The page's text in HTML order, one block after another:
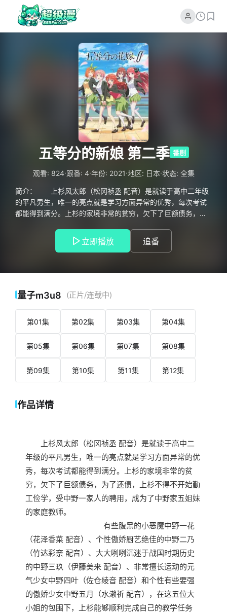
五等分的新娘 第二季 番剧
观看: 824·跟番: 4·年份: 2021·地区: 日本·状态: 全集
简介： 上杉风太郎（松冈祯丞 配音）是就读于高中二年级
的平凡男生，唯一的亮点就是学习方面异常的优秀，每次考试
都能得到满分。上杉的家境非常的贫穷，欠下了巨额债务，为
为了中野家五姐妹的家庭教师。
有些腹黑的小恶魔中野一花（花泽香菜 配
强的傲娇少女中野五月（水濑祈 配音），在这五位大小姐的包
围下，上杉能够顺利完成自己的教学任务吗？
立即播放 追番
量子m3u8 (正片/连载中)
第01集 第02集 第03集 第04集
第05集 第06集 第07集 第08集
第09集 第10集 第11集 第12集
作品详情
上杉风太郎（松冈祯丞 配音）是就读于高中二
年级的平凡男生，唯一的亮点就是学习方面异常的优
秀，每次考试都能得到满分。上杉的家境非常的贫
穷，欠下了巨额债务，为了还债，上杉不得不开始勤
工俭学，受中野一家人的聘用，成为了中野家五姐妹
的家庭教师。
有些腹黑的小恶魔中野一花
（花泽香菜 配音）、个性傲娇厨艺绝佳的中野二乃
（竹达彩奈 配音）、大大咧咧沉迷于战国时期历史
的中野三玖（伊藤美来 配音）、非常擅长运动的元
气少女中野四叶（佐仓绫音 配音）和个性有些要强
的傲娇少女中野五月（水濑祈 配音），在这五位大
小姐的包围下，上杉能够顺利完成自己的教学任务